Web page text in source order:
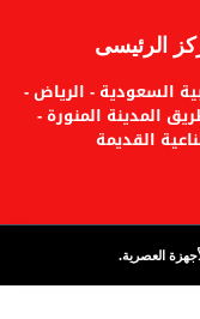
الرئيسى
السعودية - الرياض -
17 - طريق المدينة المنورة -
القديمة